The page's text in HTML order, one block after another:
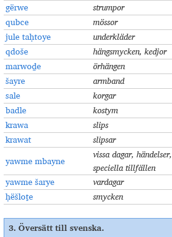
gërwe strumpor
qubce mössor
jule taḥtoye underkläder
qdoše hängsmycken, kedjor
marwoḏe örhängen
šayre armband
sale korgar
badle kostym
krawa slips
krawat slipsar
yawme mbayne
vissa dagar, händelser,
speciella tillfällen
yawme šarye vardagar
ḥëšloṯe smycken
3. Översätt till svenska.